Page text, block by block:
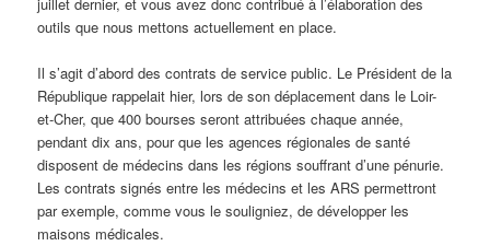
outils que nous mettons actuellement en place.
Il s’agit d’abord des contrats de service public. Le Président de la
République rappelait hier, lors de son déplacement dans le Loir-
et-Cher, que 400 bourses seront attribuées chaque année,
pendant dix ans, pour que les agences régionales de santé
disposent de médecins dans les régions souffrant d’une pénurie.
Les contrats signés entre les médecins et les ARS permettront
par exemple, comme vous le souligniez, de développer les
maisons médicales.